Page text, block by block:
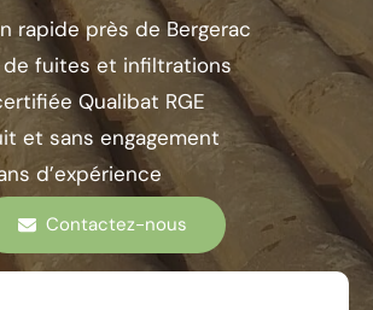
rapide près de Bergerac
de fuites et infiltrations
Qualibat RGE
et sans engagement
d’expérience
Contactez-nous